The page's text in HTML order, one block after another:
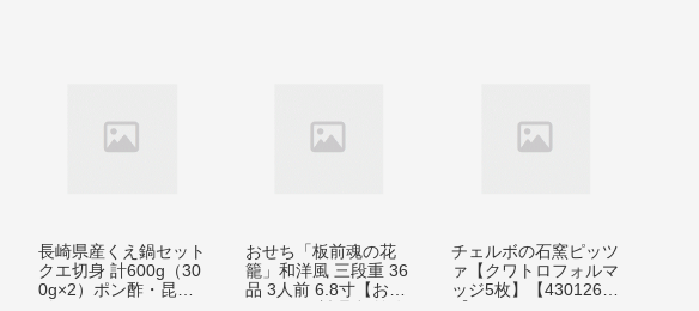
長崎県産くえ鍋セット
クエ切身 計600g（30
0g×2）ポン酢・昆布
おせち「板前魂の花
籠」和洋風 三段重 36
品 3人前 6.8寸【おせ
チェルボの石窯ピッツ
ァ【クワトロフォルマ
ッジ5枚】【4301260